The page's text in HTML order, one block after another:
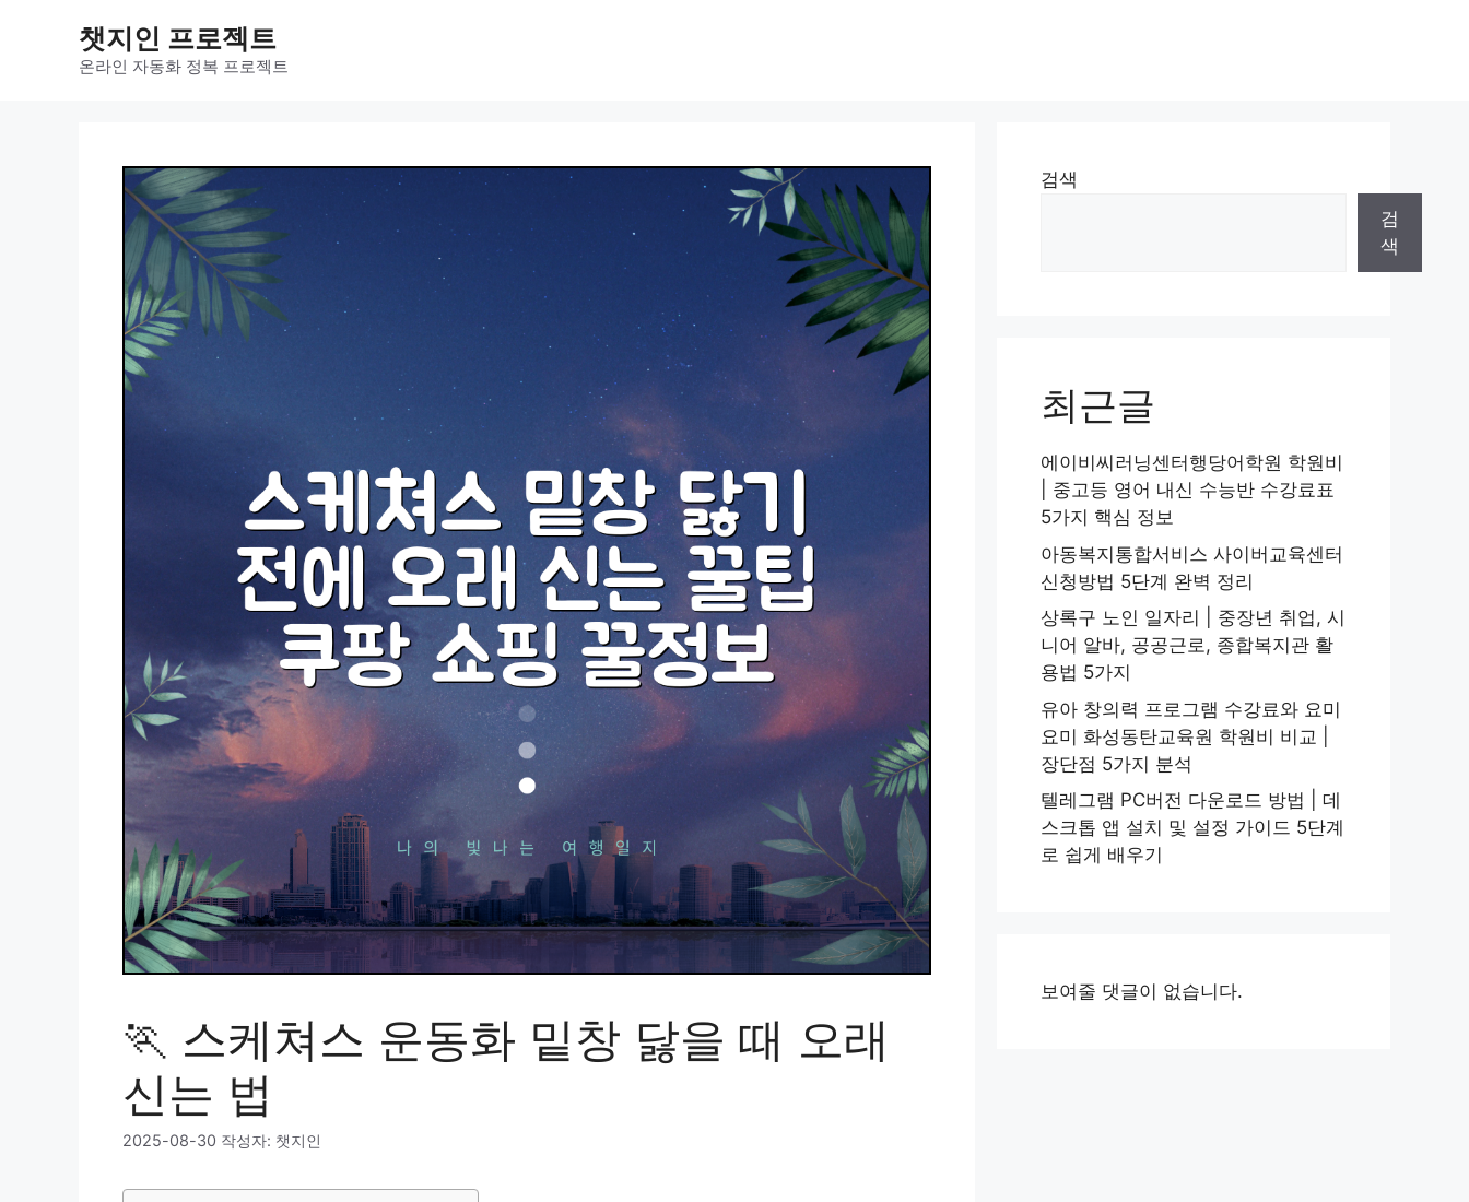
챗지인 프로젝트
온라인 자동화 정복 프로젝트
🏃 스케쳐스 운동화 밑창 닳을 때 오래
신는 법
2025-08-30 작성자: 챗지인
검색
검
색
최근글
에이비씨러닝센터행당어학원 학원비
| 중고등 영어 내신 수능반 수강료표
5가지 핵심 정보
아동복지통합서비스 사이버교육센터
신청방법 5단계 완벽 정리
상록구 노인 일자리 | 중장년 취업, 시
니어 알바, 공공근로, 종합복지관 활
용법 5가지
유아 창의력 프로그램 수강료와 요미
요미 화성동탄교육원 학원비 비교 |
장단점 5가지 분석
텔레그램 PC버전 다운로드 방법 | 데
스크톱 앱 설치 및 설정 가이드 5단계
로 쉽게 배우기
보여줄 댓글이 없습니다.